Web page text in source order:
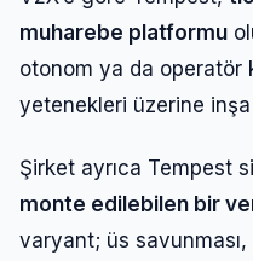
muharebe platformu
otonom ya da operatör
yetenekleri üzerine
Şirket ayrıca Tempest
monte edilebilen bir
varyant; üs